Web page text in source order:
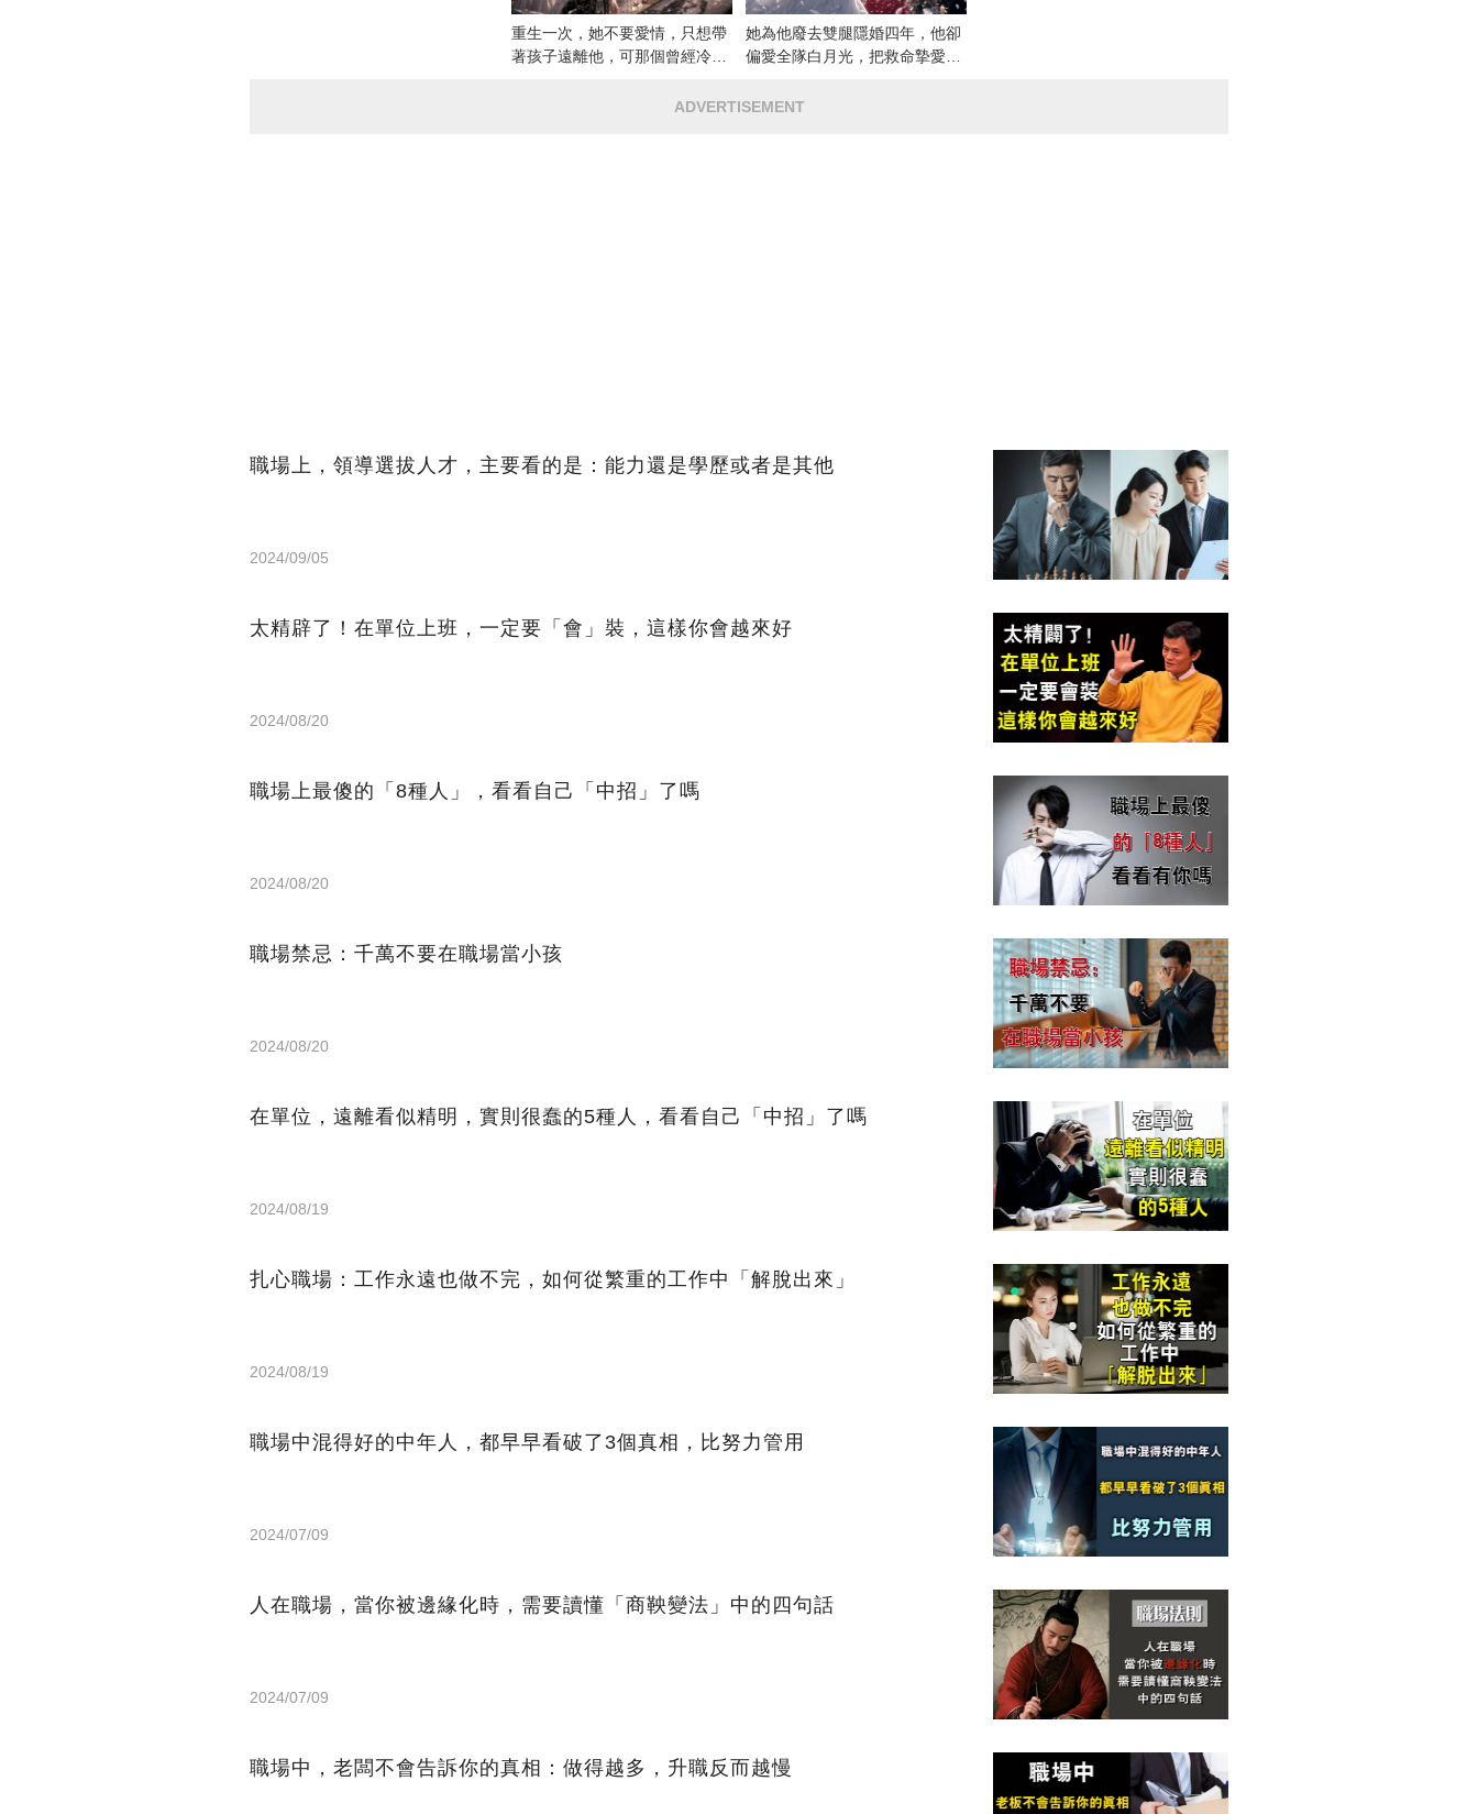
重生一次，她不要愛情，只想帶
著孩子遠離他，可那個曾經冷漠
她為他廢去雙腿隱婚四年，他卻
偏愛全隊白月光，把救命摯愛當
ADVERTISEMENT
職場上，領導選拔人才，主要看的是：能力還是學歷或者是其他
2024/09/05
太精辟了！在單位上班，一定要「會」裝，這樣你會越來好
2024/08/20
職場上最傻的「8種人」，看看自己「中招」了嗎
2024/08/20
職場禁忌：千萬不要在職場當小孩
2024/08/20
在單位，遠離看似精明，實則很蠢的5種人，看看自己「中招」了嗎
2024/08/19
扎心職場：工作永遠也做不完，如何從繁重的工作中「解脫出來」
2024/08/19
職場中混得好的中年人，都早早看破了3個真相，比努力管用
2024/07/09
人在職場，當你被邊緣化時，需要讀懂「商鞅變法」中的四句話
2024/07/09
職場中，老闆不會告訴你的真相：做得越多，升職反而越慢